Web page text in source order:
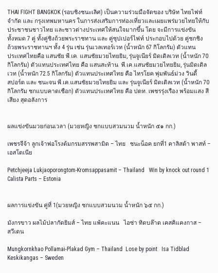
THAI FIGHT BANGKOK (รอบชิงชนะเลิศ) เป็นความร่วมมือจัดของ บริษัท ไทยไฟท์
จำกัด และ กรุงเทพมหานคร ในการส่งเสริมการท่องเที่ยวและเผยแพร่มวยไทยให้กับ
ประชาชนชาวไทย และชาวต่างประเทศให้สนใจมากขึ้น โดย จะมีการแข่งขัน
ทั้งหมด 7 คู่ ทั้งคู่ชิงถ้วยพระราชทาน และ คู่ซุปเปอร์ไฟท์ ประกอบไปด้วย คู่ชกชิง
ถ้วยพระราชทานฯ ทั้ง 4 รุ่น เช่น รุ่นเวลเทอร์เวท (น้ำหนัก 67 กิโลกรัม) ตัวแทน
ประเทศไทยคือ แสนชัย พี.เค. แสนชัยมวยไทยยิม, รุ่นจูเนียร์ มิดเดิลเวท (น้ำหนัก 70
กิโลกรัม) ตัวแทนประเทศไทย คือ แสนสะท้าน พี.เค.แสนชัยมวยไทยยิม, รุ่นมิดเดิล
เวท (น้ำหนัก 72.5 กิโลกรัม) ตัวแทนประเทศไทย คือ ไทรโยค พุ่มพันธ์ม่วง วินดี้
สปอร์ต และ ชนะจน พี.เค.แสนชัยมวยไทยยิม และ รุ่นจูเนียร์ มิดเดิลเวท (น้ำหนัก 70
กิโลกรัม ชกแบบคาดเชือก) ตัวแทนประเทศไทย คือ ปตท. เพชรรุ่งเรือง พร้อมแสง สี
เสียง สุดอลังการ
ผลแข่งขันมวยก่อนเวลา (มวยหญิง ชกแบบสวมนวม น้ำหนัก ๕๑ กก.)
เพชรจีจ้า ลูกเจ้าพ่อโรงต้มกรมสรรพสามิต – ไทย ชนะน็อค ยกที่1 คาลิสต้า พาสท์ –
เอสโตเนีย
Petchjeeja Lukjaoporongtom-Kromsappasamit – Thailand Win by knock out round 1
Calista Parts – Estonia
ผลการแข่งขัน คู่ที่ 1(มวยหญิง ชกแบบสวมนวม น้ำหนัก ๖๕ กก.)
มังกรขาว ผลไม้ปลากัดยิมส์ – ไทย แพ้คะแนน ไอซ่า ทิดบล๊าด เคสคิแคงกาส –
สวีเดน
Mungkornkhao Pollamai-Plakad Gym – Thailand Lose by point Isa Tidblad
Keskikangas – Sweden